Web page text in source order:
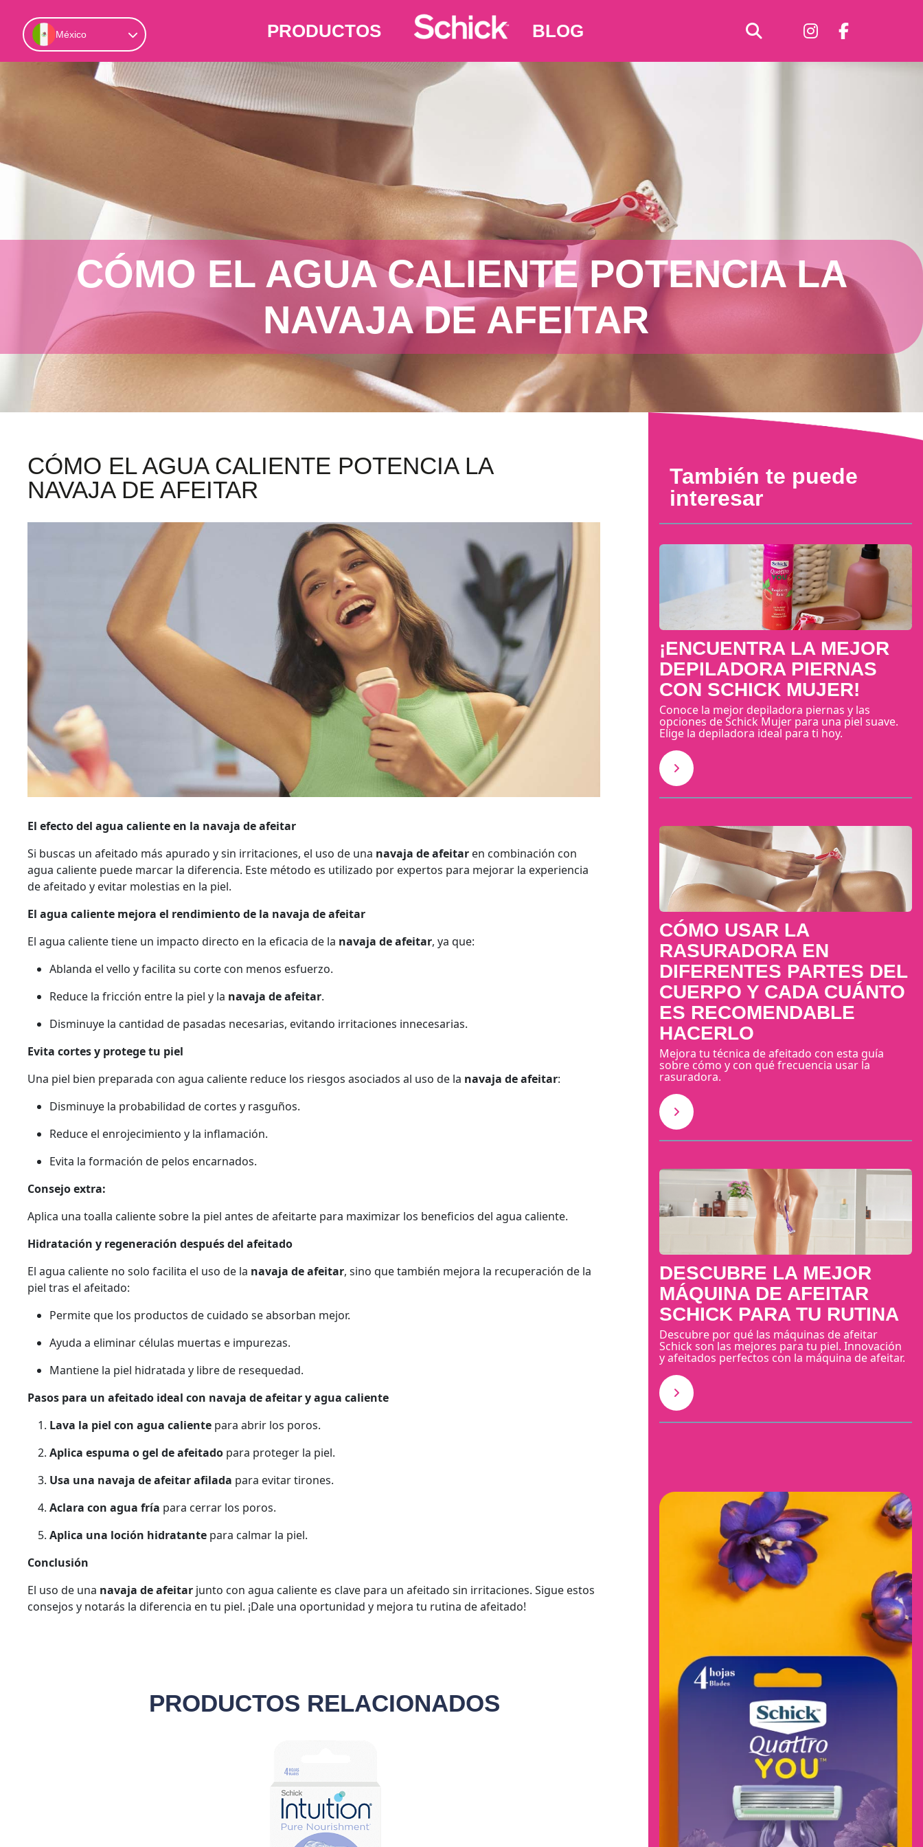
México PRODUCTOS BLOG
CÓMO EL AGUA CALIENTE POTENCIA LA
NAVAJA DE AFEITAR
CÓMO EL AGUA CALIENTE POTENCIA LA
NAVAJA DE AFEITAR
El efecto del agua caliente en la navaja de afeitar
Si buscas un afeitado más apurado y sin irritaciones, el uso de una navaja de afeitar en combinación con
agua caliente puede marcar la diferencia. Este método es utilizado por expertos para mejorar la experiencia
de afeitado y evitar molestias en la piel.
El agua caliente mejora el rendimiento de la navaja de afeitar
El agua caliente tiene un impacto directo en la eficacia de la navaja de afeitar, ya que:
Ablanda el vello y facilita su corte con menos esfuerzo.
Reduce la fricción entre la piel y la navaja de afeitar.
Disminuye la cantidad de pasadas necesarias, evitando irritaciones innecesarias.
Evita cortes y protege tu piel
Una piel bien preparada con agua caliente reduce los riesgos asociados al uso de la navaja de afeitar:
Disminuye la probabilidad de cortes y rasguños.
Reduce el enrojecimiento y la inflamación.
Evita la formación de pelos encarnados.
Consejo extra:
Aplica una toalla caliente sobre la piel antes de afeitarte para maximizar los beneficios del agua caliente.
Hidratación y regeneración después del afeitado
El agua caliente no solo facilita el uso de la navaja de afeitar, sino que también mejora la recuperación de la
piel tras el afeitado:
Permite que los productos de cuidado se absorban mejor.
Ayuda a eliminar células muertas e impurezas.
Mantiene la piel hidratada y libre de resequedad.
Pasos para un afeitado ideal con navaja de afeitar y agua caliente
Lava la piel con agua caliente para abrir los poros.
Aplica espuma o gel de afeitado para proteger la piel.
Usa una navaja de afeitar afilada para evitar tirones.
Aclara con agua fría para cerrar los poros.
Aplica una loción hidratante para calmar la piel.
Conclusión
El uso de una navaja de afeitar junto con agua caliente es clave para un afeitado sin irritaciones. Sigue estos
consejos y notarás la diferencia en tu piel. ¡Dale una oportunidad y mejora tu rutina de afeitado!
PRODUCTOS RELACIONADOS
También te puede
interesar
¡ENCUENTRA LA MEJOR
DEPILADORA PIERNAS
CON SCHICK MUJER!
Conoce la mejor depiladora piernas y las
opciones de Schick Mujer para una piel suave.
Elige la depiladora ideal para ti hoy.
CÓMO USAR LA
RASURADORA EN
DIFERENTES PARTES DEL
CUERPO Y CADA CUÁNTO
ES RECOMENDABLE
HACERLO
Mejora tu técnica de afeitado con esta guía
sobre cómo y con qué frecuencia usar la
rasuradora.
DESCUBRE LA MEJOR
MÁQUINA DE AFEITAR
SCHICK PARA TU RUTINA
Descubre por qué las máquinas de afeitar
Schick son las mejores para tu piel. Innovación
y afeitados perfectos con la máquina de afeitar.